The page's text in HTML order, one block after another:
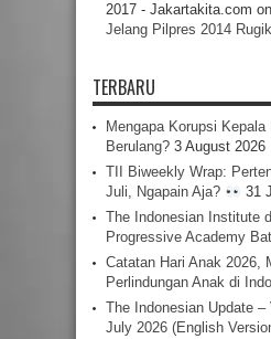
2017 - Jakartakita.com on
Jelang Pilpres 2014
TERBARU
Mengapa Korupsi Kepala
Berulang? 3 August 2026
TII Biweekly Wrap:
Juli, Ngapain Aja?
31
The Indonesian Institute
Progressive Academy
Catatan Hari Anak 2026,
Perlindungan Anak di
The Indonesian Update
July 2026 (English